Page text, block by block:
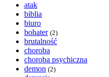
atak
biblia
biuro
bohater (2)
brutalność
choroba
choroba psychiczna
demon (2)